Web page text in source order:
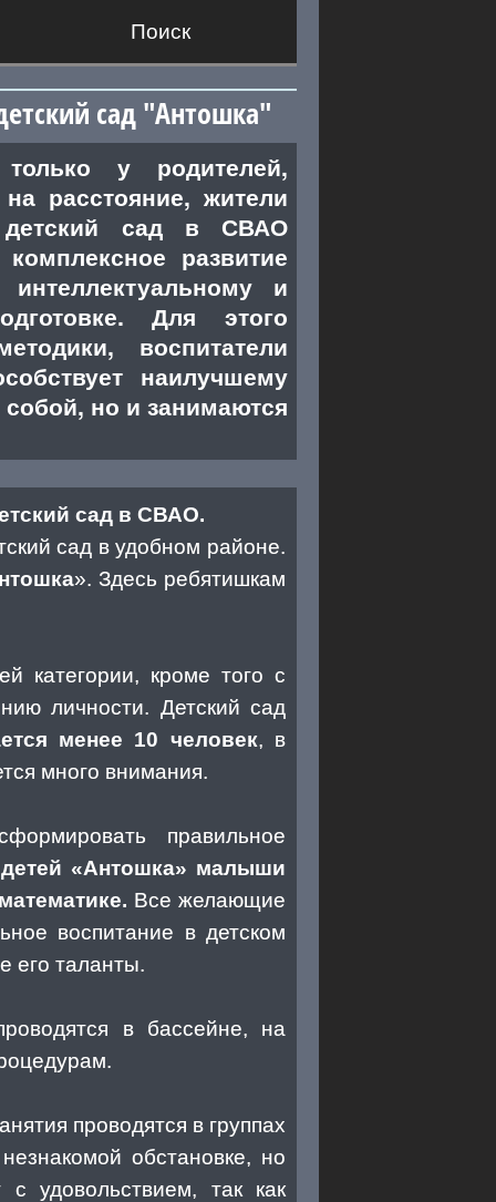
Поиск
сад "Антошка"
у родителей,
расстояние, жители
детский сад в СВАО
развитие
и
Для этого
воспитатели
наилучшему
но и занимаются
сад в СВАО.
сад в удобном районе.
». Здесь ребятишкам
категории, кроме того с
личности. Детский сад
менее 10 человек, в
много внимания.
правильное
«Антошка» малыши
Все желающие
воспитание в детском
его таланты.
в бассейне, на
проводятся в группах
обстановке, но
удовольствием, так как